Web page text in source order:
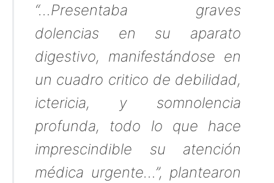
“…Presentaba graves
dolencias en su aparato
digestivo, manifestándose en
un cuadro critico de debilidad,
ictericia, y somnolencia
profunda, todo lo que hace
imprescindible su atención
médica urgente…”, plantearon